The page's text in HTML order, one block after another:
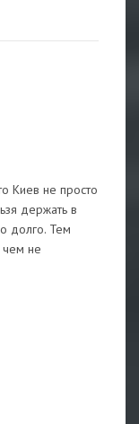
Киев не просто
держать в
долго. Тем
чем не